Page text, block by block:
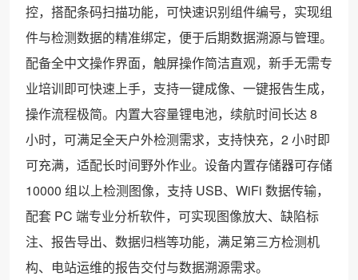
控，搭配条码扫描功能，可快速识别组件编号，实现组
件与检测数据的精准绑定，便于后期数据溯源与管理。
配备全中文操作界面，触屏操作简洁直观，新手无需专
业培训即可快速上手，支持一键成像、一键报告生成，
操作流程极简。内置大容量锂电池，续航时间长达 8
小时，可满足全天户外检测需求，支持快充，2 小时即
可充满，适配长时间野外作业。设备内置存储器可存储
10000 组以上检测图像，支持 USB、WiFi 数据传输，
配套 PC 端专业分析软件，可实现图像放大、缺陷标
注、报告导出、数据归档等功能，满足第三方检测机
构、电站运维的报告交付与数据溯源需求。